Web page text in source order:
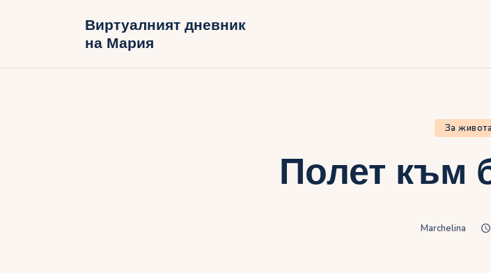
Виртуалният дневник
на Мария
Виртуалният
За живота
Полет към
Marchelina